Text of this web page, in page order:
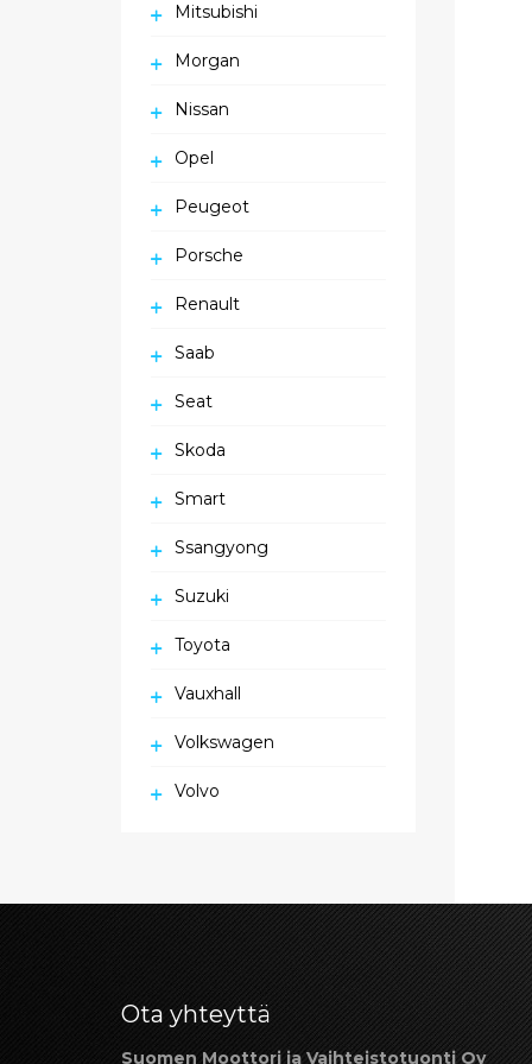
Mitsubishi
Morgan
Nissan
Opel
Peugeot
Porsche
Renault
Saab
Seat
Skoda
Smart
Ssangyong
Suzuki
Toyota
Vauxhall
Volkswagen
Volvo
Ota yhteyttä
Suomen Moottori ja Vaihteistotuonti Oy